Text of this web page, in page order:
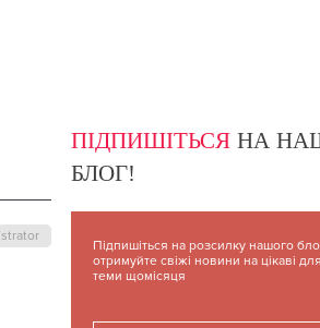
ПІДПИШІТЬСЯ НА
БЛОГ!
Підпишіться на розсилку нашого
отримуйте свіжі новини на цікаві
теми щомісяця